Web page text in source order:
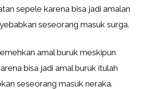
sepele karena bisa jadi amalan
seseorang masuk surga.
amal buruk meskipun
bisa jadi amal buruk itulah
seseorang masuk neraka.